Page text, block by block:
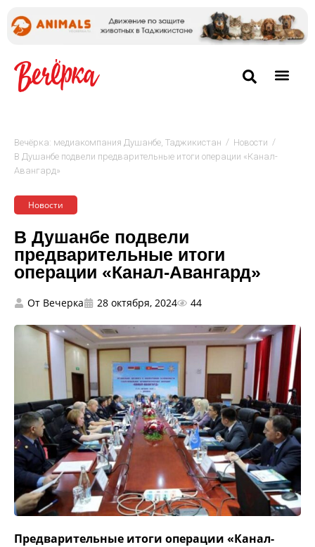
Вечёрка: медиакомпания Душанбе, Таджикистан / Новости /
В Душанбе подвели предварительные итоги операции «Канал-
Авангард»
Новости
В Душанбе подвели
предварительные итоги
операции «Канал-Авангард»
От Вечерка 28 октября, 2024 44
Предварительные итоги операции «Канал-